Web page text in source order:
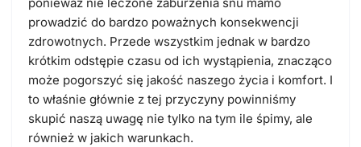
prowadzić do bardzo poważnych konsekwencji
zdrowotnych. Przede wszystkim jednak w bardzo
krótkim odstępie czasu od ich wystąpienia, znacząco
może pogorszyć się jakość naszego życia i komfort. I
to właśnie głównie z tej przyczyny powinniśmy
skupić naszą uwagę nie tylko na tym ile śpimy, ale
również w jakich warunkach.